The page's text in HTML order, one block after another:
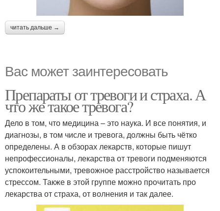
читать дальше →
Вас может заинтересовать
Препараты от тревоги и страха. А
что же такое тревога?
Дело в том, что медицина – это наука. И все понятия, и
диагнозы, в том числе и тревога, должны быть чётко
определены. А в обзорах лекарств, которые пишут
непрофессионалы, лекарства от тревоги подменяются
успокоительными, тревожное расстройство называется
стрессом. Также в этой группе можно прочитать про
лекарства от страха, от волнения и так далее.